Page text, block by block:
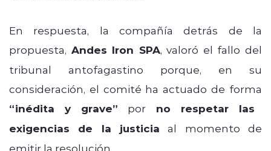
En respuesta, la compañía detrás de la
propuesta, Andes Iron SPA, valoró el fallo del
tribunal antofagastino porque, en su
consideración, el comité ha actuado de forma
“inédita y grave” por no respetar las
exigencias de la justicia al momento de
emitir la resolución.